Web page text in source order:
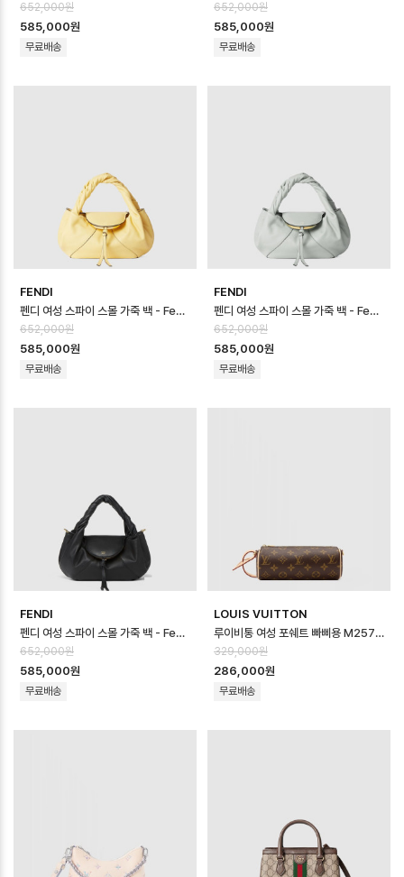
652,000원
585,000원
무료배송
652,000원
585,000원
무료배송
FENDI
펜디 여성 스파이 스몰 가죽 백 - Fendi Womens Spy Small Leather…
652,000원
585,000원
무료배송
FENDI
펜디 여성 스파이 스몰 가죽 백 - Fendi Womens Spy Small Leather…
652,000원
585,000원
무료배송
FENDI
펜디 여성 스파이 스몰 가죽 백 - Fendi Womens Spy Small Leather…
652,000원
585,000원
무료배송
LOUIS VUITTON
루이비통 여성 포쉐트 빠삐용 M25703 - Louis vuitton Womens Poch…
329,000원
286,000원
무료배송